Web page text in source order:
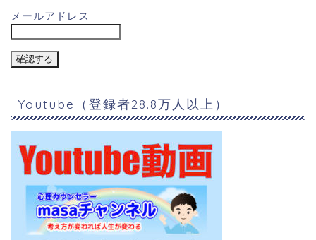
メールアドレス
Youtube（登録者28.8万人以上）